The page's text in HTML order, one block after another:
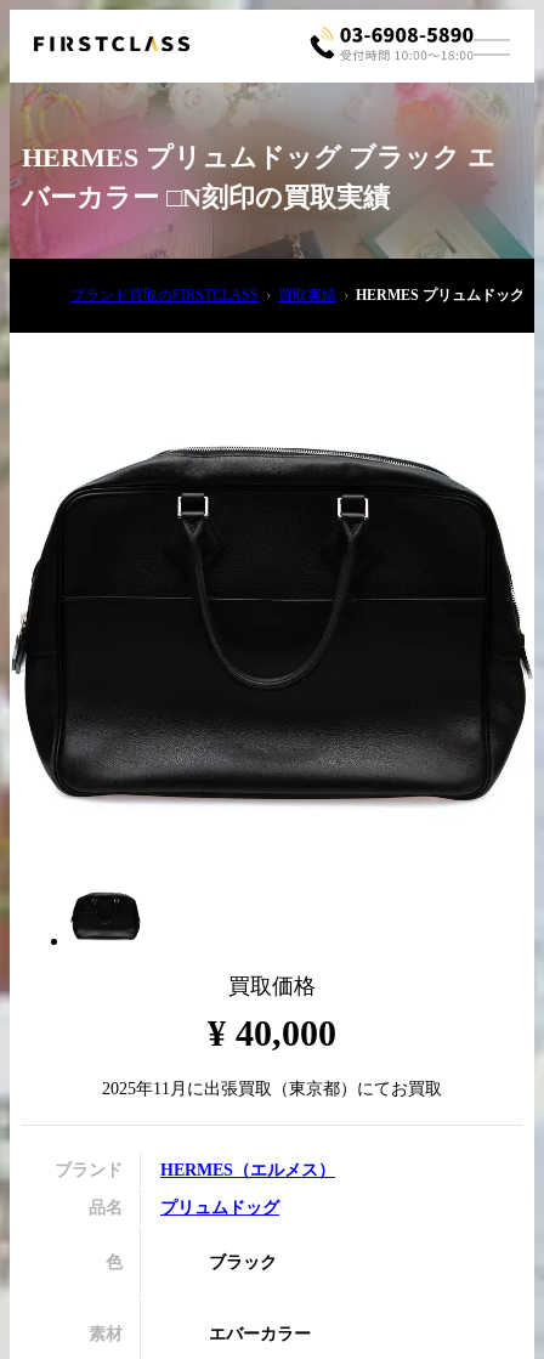
買取実績はこちらから
HERMES プリュムドッグ ブラック エ
バーカラー □N刻印の買取実績
ブランド買取のFIRSTCLASS 買取実績 HERMES プリュムドッグ
買取価格
¥ 40,000
2025年11月 に出張買取 （東京都）にてお買取
ブランド HERMES （エルメス ）
品名 プリュムドッグ
色 ブラック
素材 エバーカラー